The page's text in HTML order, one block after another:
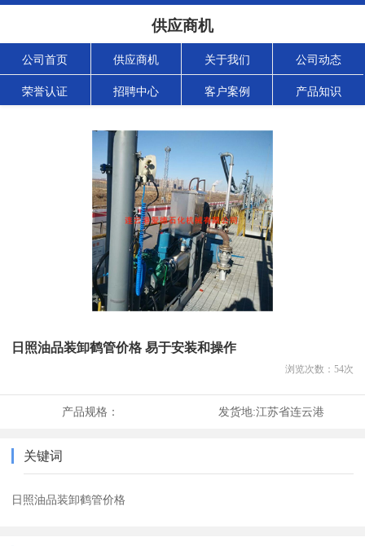
供应商机
公司首页 供应商机 关于我们 公司动态
荣誉认证 招聘中心 客户案例 产品知识
日照油品装卸鹤管价格 易于安装和操作
浏览次数： 54次
产品规格： 发货地:江苏省连云港
关键词
日照油品装卸鹤管价格